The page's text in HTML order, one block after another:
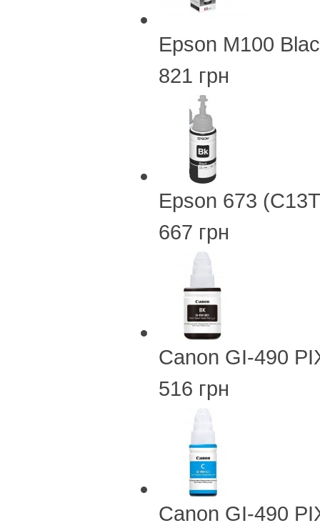
Epson M100
821 грн
Epson 673
667 грн
Canon GI-490
516 грн
Canon GI-490